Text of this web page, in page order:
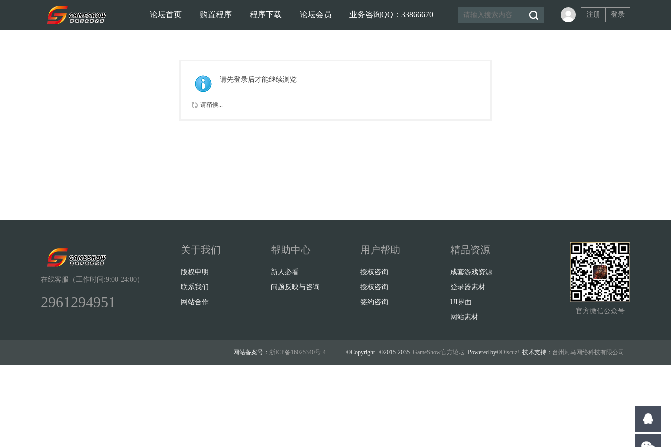
论坛首页 购置程序 程序下载 论坛会员 业务咨询QQ：33866670 注册 登录
请先登录后才能继续浏览
请稍候...
在线客服（工作时间:9:00-24:00）
2961294951
关于我们
版权申明
联系我们
网站合作
帮助中心
新人必看
问题反映与咨询
用户帮助
授权咨询
授权咨询
签约咨询
精品资源
成套游戏资源
登录器素材
UI界面
网站素材
官方微信公众号
网站备案号： 浙ICP备16025340号-4 ©Copyright ©2015-2035 GameShow官方论坛 Powered by©Discuz! 技术支持： 台州河马网络科技有限公司